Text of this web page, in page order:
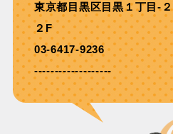
東京都目黒区目黒１丁目-
２F
03-6417-9236
-------------------